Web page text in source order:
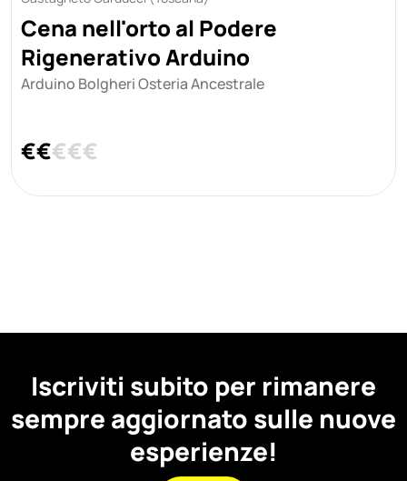
Cena nell'orto al Podere
Rigenerativo Arduino
Arduino Bolgheri Osteria Ancestrale
€€€€€
Iscriviti subito per rimanere
sempre aggiornato sulle nuove
esperienze!